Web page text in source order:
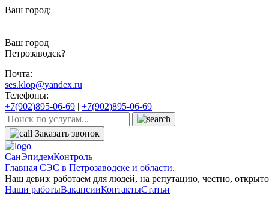
Ваш город:
Ваш город
Петрозаводск?
Почта:
ses.klop@yandex.ru
Телефоны:
+7(902)895-06-69 | +7(902)895-06-69
Заказать звонок
СанЭпидемКонтроль
Главная СЭС в Петрозаводске и области.
Наш девиз: работаем для людей, на репутацию, честно,
Наши работыВакансииКонтактыСтатьи